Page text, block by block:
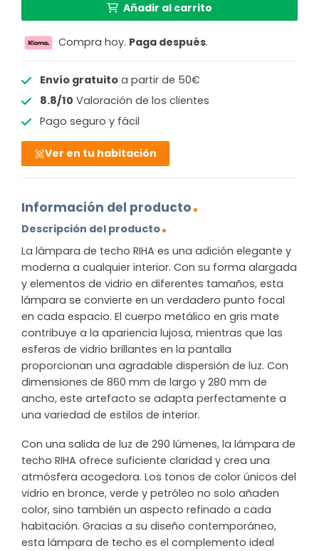
Añadir al carrito
Compra hoy. Paga después.
Envío gratuitoa partir de 50€
8.8/10 Valoración de los clientes
Pago seguro y fácil
Ver en tu habitación
Información del producto
Descripción del producto
La lámpara de techo RIHA es una adición elegante y
moderna a cualquier interior. Con su forma alargada
y elementos de vidrio en diferentes tamaños, esta
lámpara se convierte en un verdadero punto focal
en cada espacio. El cuerpo metálico en gris mate
contribuye a la apariencia lujosa, mientras que las
esferas de vidrio brillantes en la pantalla
proporcionan una agradable dispersión de luz. Con
dimensiones de 860 mm de largo y 280 mm de
ancho, este artefacto se adapta perfectamente a
una variedad de estilos de interior.
Con una salida de luz de 290 lúmenes, la lámpara de
techo RIHA ofrece suficiente claridad y crea una
atmósfera acogedora. Los tonos de color únicos del
vidrio en bronce, verde y petróleo no solo añaden
color, sino también un aspecto refinado a cada
habitación. Gracias a su diseño contemporáneo,
esta lámpara de techo es el complemento ideal